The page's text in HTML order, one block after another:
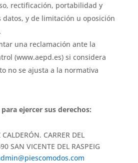
rectificación, portabilidad y
datos, y de limitación u oposición
una reclamación ante la
(www.aepd.es) si considera
no se ajusta a la normativa
ejercer sus derechos:
CARRER DEL
SAN VICENTE DEL RASPEIG